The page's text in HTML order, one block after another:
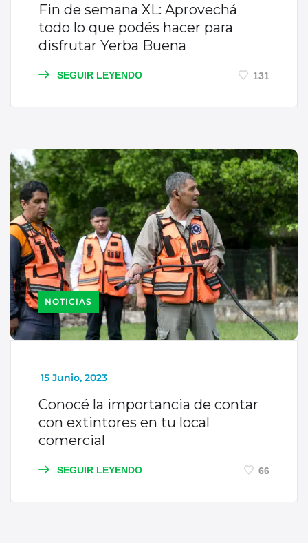
Fin de semana XL: Aprovechá
todo lo que podés hacer para
disfrutar Yerba Buena
SEGUIR LEYENDO 131
NOTICIAS
_
15 Junio, 2023
Conocé la importancia de contar
con extintores en tu local
comercial
SEGUIR LEYENDO 66